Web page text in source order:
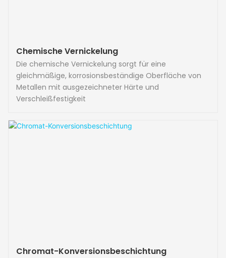
Chemische Vernickelung
Die chemische Vernickelung sorgt für eine
gleichmäßige, korrosionsbeständige Oberfläche von
Metallen mit ausgezeichneter Härte und
Verschleißfestigkeit
Chromat-Konversionsbeschichtung